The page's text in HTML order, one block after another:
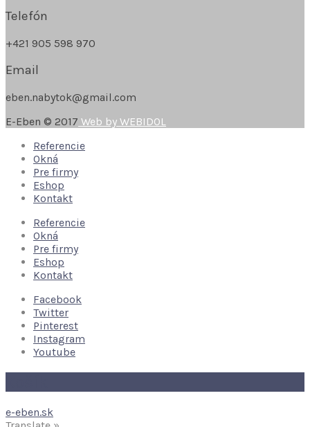
Telefón
+421 905 598 970
Email
eben.nabytok@gmail.com
E-Eben © 2017 Web by WEBIDOL
Referencie
Okná
Pre firmy
Eshop
Kontakt
Referencie
Okná
Pre firmy
Eshop
Kontakt
Facebook
Twitter
Pinterest
Instagram
Youtube
e-eben.sk